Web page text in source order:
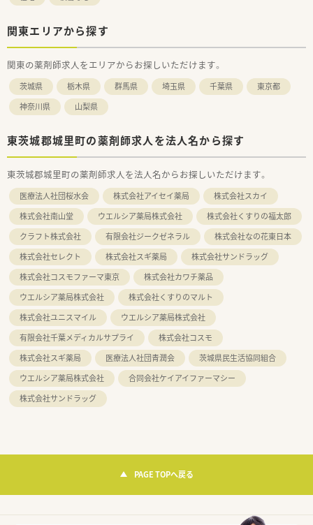
関東エリアから探す
関東の薬剤師求人をエリアからお探しいただけます。
茨城県 栃木県 群馬県 埼玉県 千葉県
東京都
神奈川県
山梨県
東茨城郡城里町の薬剤師求人を法人名から探す
東茨城郡城里町の薬剤師求人を法人名からお探しいただけます。
医療法人社団桜水会 株式会社アイセイ薬局
株式会社スカイ
株式会社南山堂
ウエルシア薬局株式会社
株式会社くすりの福太郎
クラフト株式会社
有限会社ジークゼネラル
株式会社なの花東日本
株式会社セレクト
株式会社スギ薬局
株式会社サンドラッグ
株式会社コスモファーマ東京
株式会社カワチ薬品
ウエルシア薬局株式会社
株式会社くすりのマルト
株式会社ユニスマイル
ウエルシア薬局株式会社
有限会社千葉メディカルサプライ
株式会社コスモ
株式会社スギ薬局
医療法人社団青潤会
茨城県民生活協同組合
ウエルシア薬局株式会社
合同会社ケイアイファーマシー
株式会社サンドラッグ
PAGE TOPへ戻る